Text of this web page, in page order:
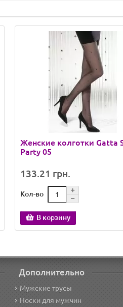
Женские колготки Gatta
Party 05
133.21 грн.
Кол-во
В корзину
Дополнительно
Мужские трусы
Носки для мужчин